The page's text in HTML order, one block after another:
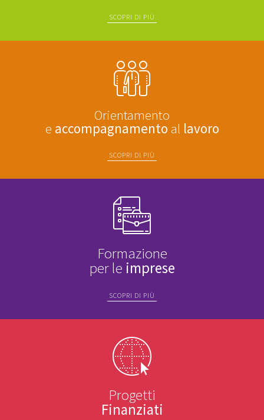
SCOPRI DI PIÙ
Orientamento
e accompagnamento al lavoro
SCOPRI DI PIÙ
Formazione
per le imprese
SCOPRI DI PIÙ
Progetti
Finanziati